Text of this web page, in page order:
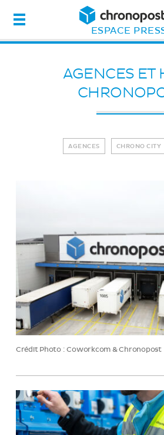
ESPACE
AGENCES ET
AGENCES CHRONO CITY
Crédit Photo : Coworkcom & Chronopost